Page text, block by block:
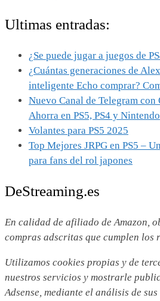
Ultimas entradas:
¿Se puede jugar a juegos de
¿Cuántas generaciones de
inteligente Echo comprar?
Nuevo Canal de Telegram
Ahorra en PS5, PS4 y Nintendo
Volantes para PS5 2025
Top Mejores JRPG en PS5 –
para fans del rol japones
DeStreaming.es
En calidad de afiliado de Amazon,
compras adscritas que cumplen los
Utilizamos cookies propias y de
nuestros servicios y mostrarle
Adsense, mediante el análisis de